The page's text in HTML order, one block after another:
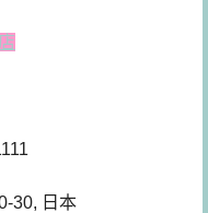
30, 日本